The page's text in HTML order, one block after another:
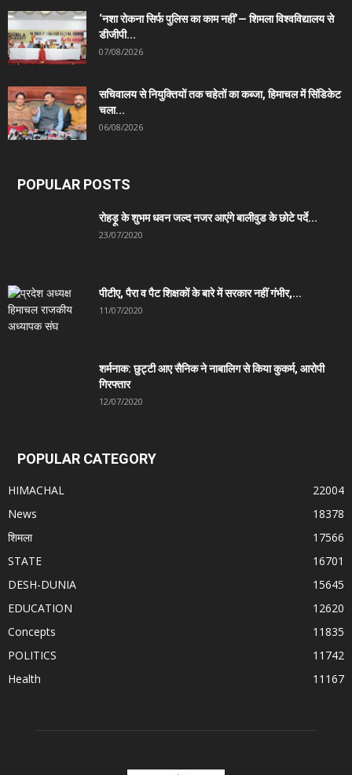
‘नशा रोकना सिर्फ पुलिस का काम नहीं’— शिमला विश्वविद्यालय से
डीजीपी...
07/08/2026
सचिवालय से नियुक्तियों तक चहेतों का कब्जा, हिमाचल में सिंडिकेट
चला...
06/08/2026
POPULAR POSTS
रोहड़ू के शुभम धवन जल्द नजर आएंगे बालीवुड के छोटे पर्दे...
23/07/2020
पीटीए, पैरा व पैट शिक्षकों के बारे में सरकार नहीं गंभीर,...
11/07/2020
शर्मनाक: छुट्टी आए सैनिक ने नाबालिग से किया कुकर्म, आरोपी
गिरफ्तार
12/07/2020
POPULAR CATEGORY
HIMACHAL
22004
News
18378
शिमला
17566
STATE
16701
DESH-DUNIA
15645
EDUCATION
12620
Concepts
11835
POLITICS
11742
Health
11167